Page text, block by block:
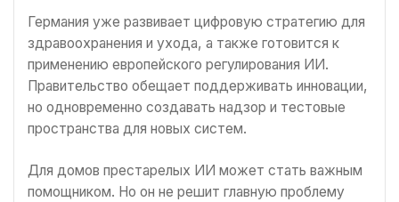
Германия уже развивает цифровую стратегию для
здравоохранения и ухода, а также готовится к
применению европейского регулирования ИИ.
Правительство обещает поддерживать инновации,
но одновременно создавать надзор и тестовые
пространства для новых систем.
Для домов престарелых ИИ может стать важным
помощником. Но он не решит главную проблему